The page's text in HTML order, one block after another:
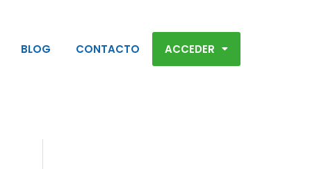
BLOG CONTACTO ACCEDER